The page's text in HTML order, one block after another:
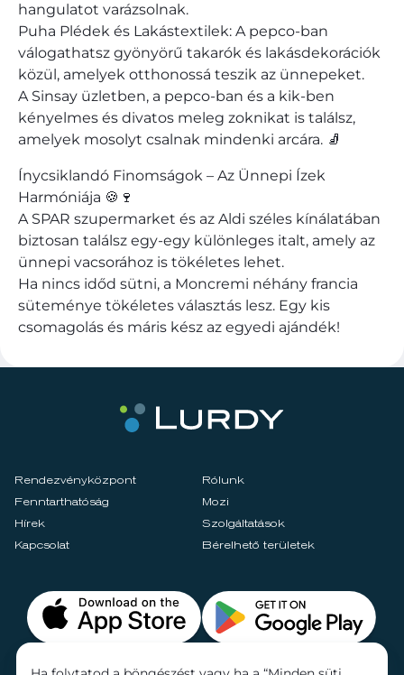
hangulatot varázsolnak.
Puha Plédek és Lakástextilek: A pepco-ban
válogathatsz gyönyörű takarók és lakásdekorációk
közül, amelyek otthonossá teszik az ünnepeket.
A Sinsay üzletben, a pepco-ban és a kik-ben
kényelmes és divatos meleg zoknikat is találsz,
amelyek mosolyt csalnak mindenki arcára. 🧦
Ínycsiklandó Finomságok – Az Ünnepi Ízek
Harmóniája 🍪🍷
A SPAR szupermarket és az Aldi széles kínálatában
biztosan találsz egy-egy különleges italt, amely az
ünnepi vacsorához is tökéletes lehet.
Ha nincs időd sütni, a Moncremi néhány francia
süteménye tökéletes választás lesz. Egy kis
csomagolás és máris kész az egyedi ajándék!
Rendezvényközpont
Rólunk
Fenntarthatóság
Mozi
Hírek
Szolgáltatások
Kapcsolat
Bérelhető területek